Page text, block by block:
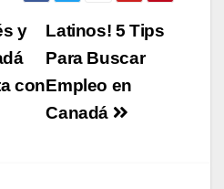
Latinos! 5 Tips
Para Buscar
Empleo en
Canadá
y
con